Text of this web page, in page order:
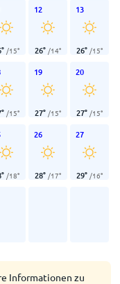
° /15°
12
26° /14°
13
26° /15°
° /15°
19
27° /15°
20
27° /15°
° /18°
26
28° /17°
27
29° /16°
Informationen zu